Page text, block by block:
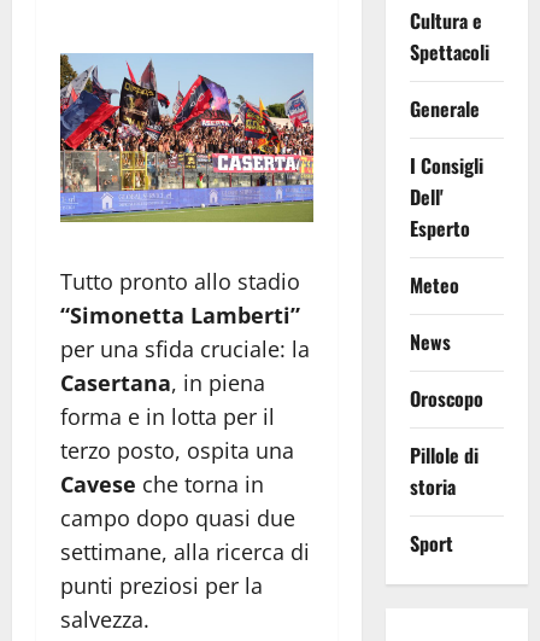
Tutto pronto allo stadio
“Simonetta Lamberti”
per una sfida cruciale: la
Casertana, in piena
forma e in lotta per il
terzo posto, ospita una
Cavese che torna in
campo dopo quasi due
settimane, alla ricerca di
punti preziosi per la
salvezza.
Cultura e
Spettacoli
Generale
I Consigli
Dell'
Esperto
Meteo
News
Oroscopo
Pillole di
storia
Sport